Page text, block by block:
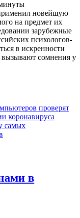
новейшую
на предмет их
зарубежные
психологов-
в искренности
вызывают сомнения у
проверят
коронавируса
самых
в